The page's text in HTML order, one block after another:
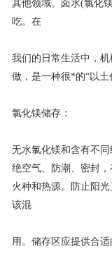
其他领域。卤水(氯化
吃。在
我们的日常生活中，
做，是一种很*的“以土
氯化镁储存：
无水氯化镁和含有不
绝空气、防潮、密封
火种和热源。防止阳
该混
用。储存区应提供合适